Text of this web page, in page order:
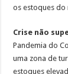
os estoques do
Crise não
Pandemia do
uma zona de
estoques